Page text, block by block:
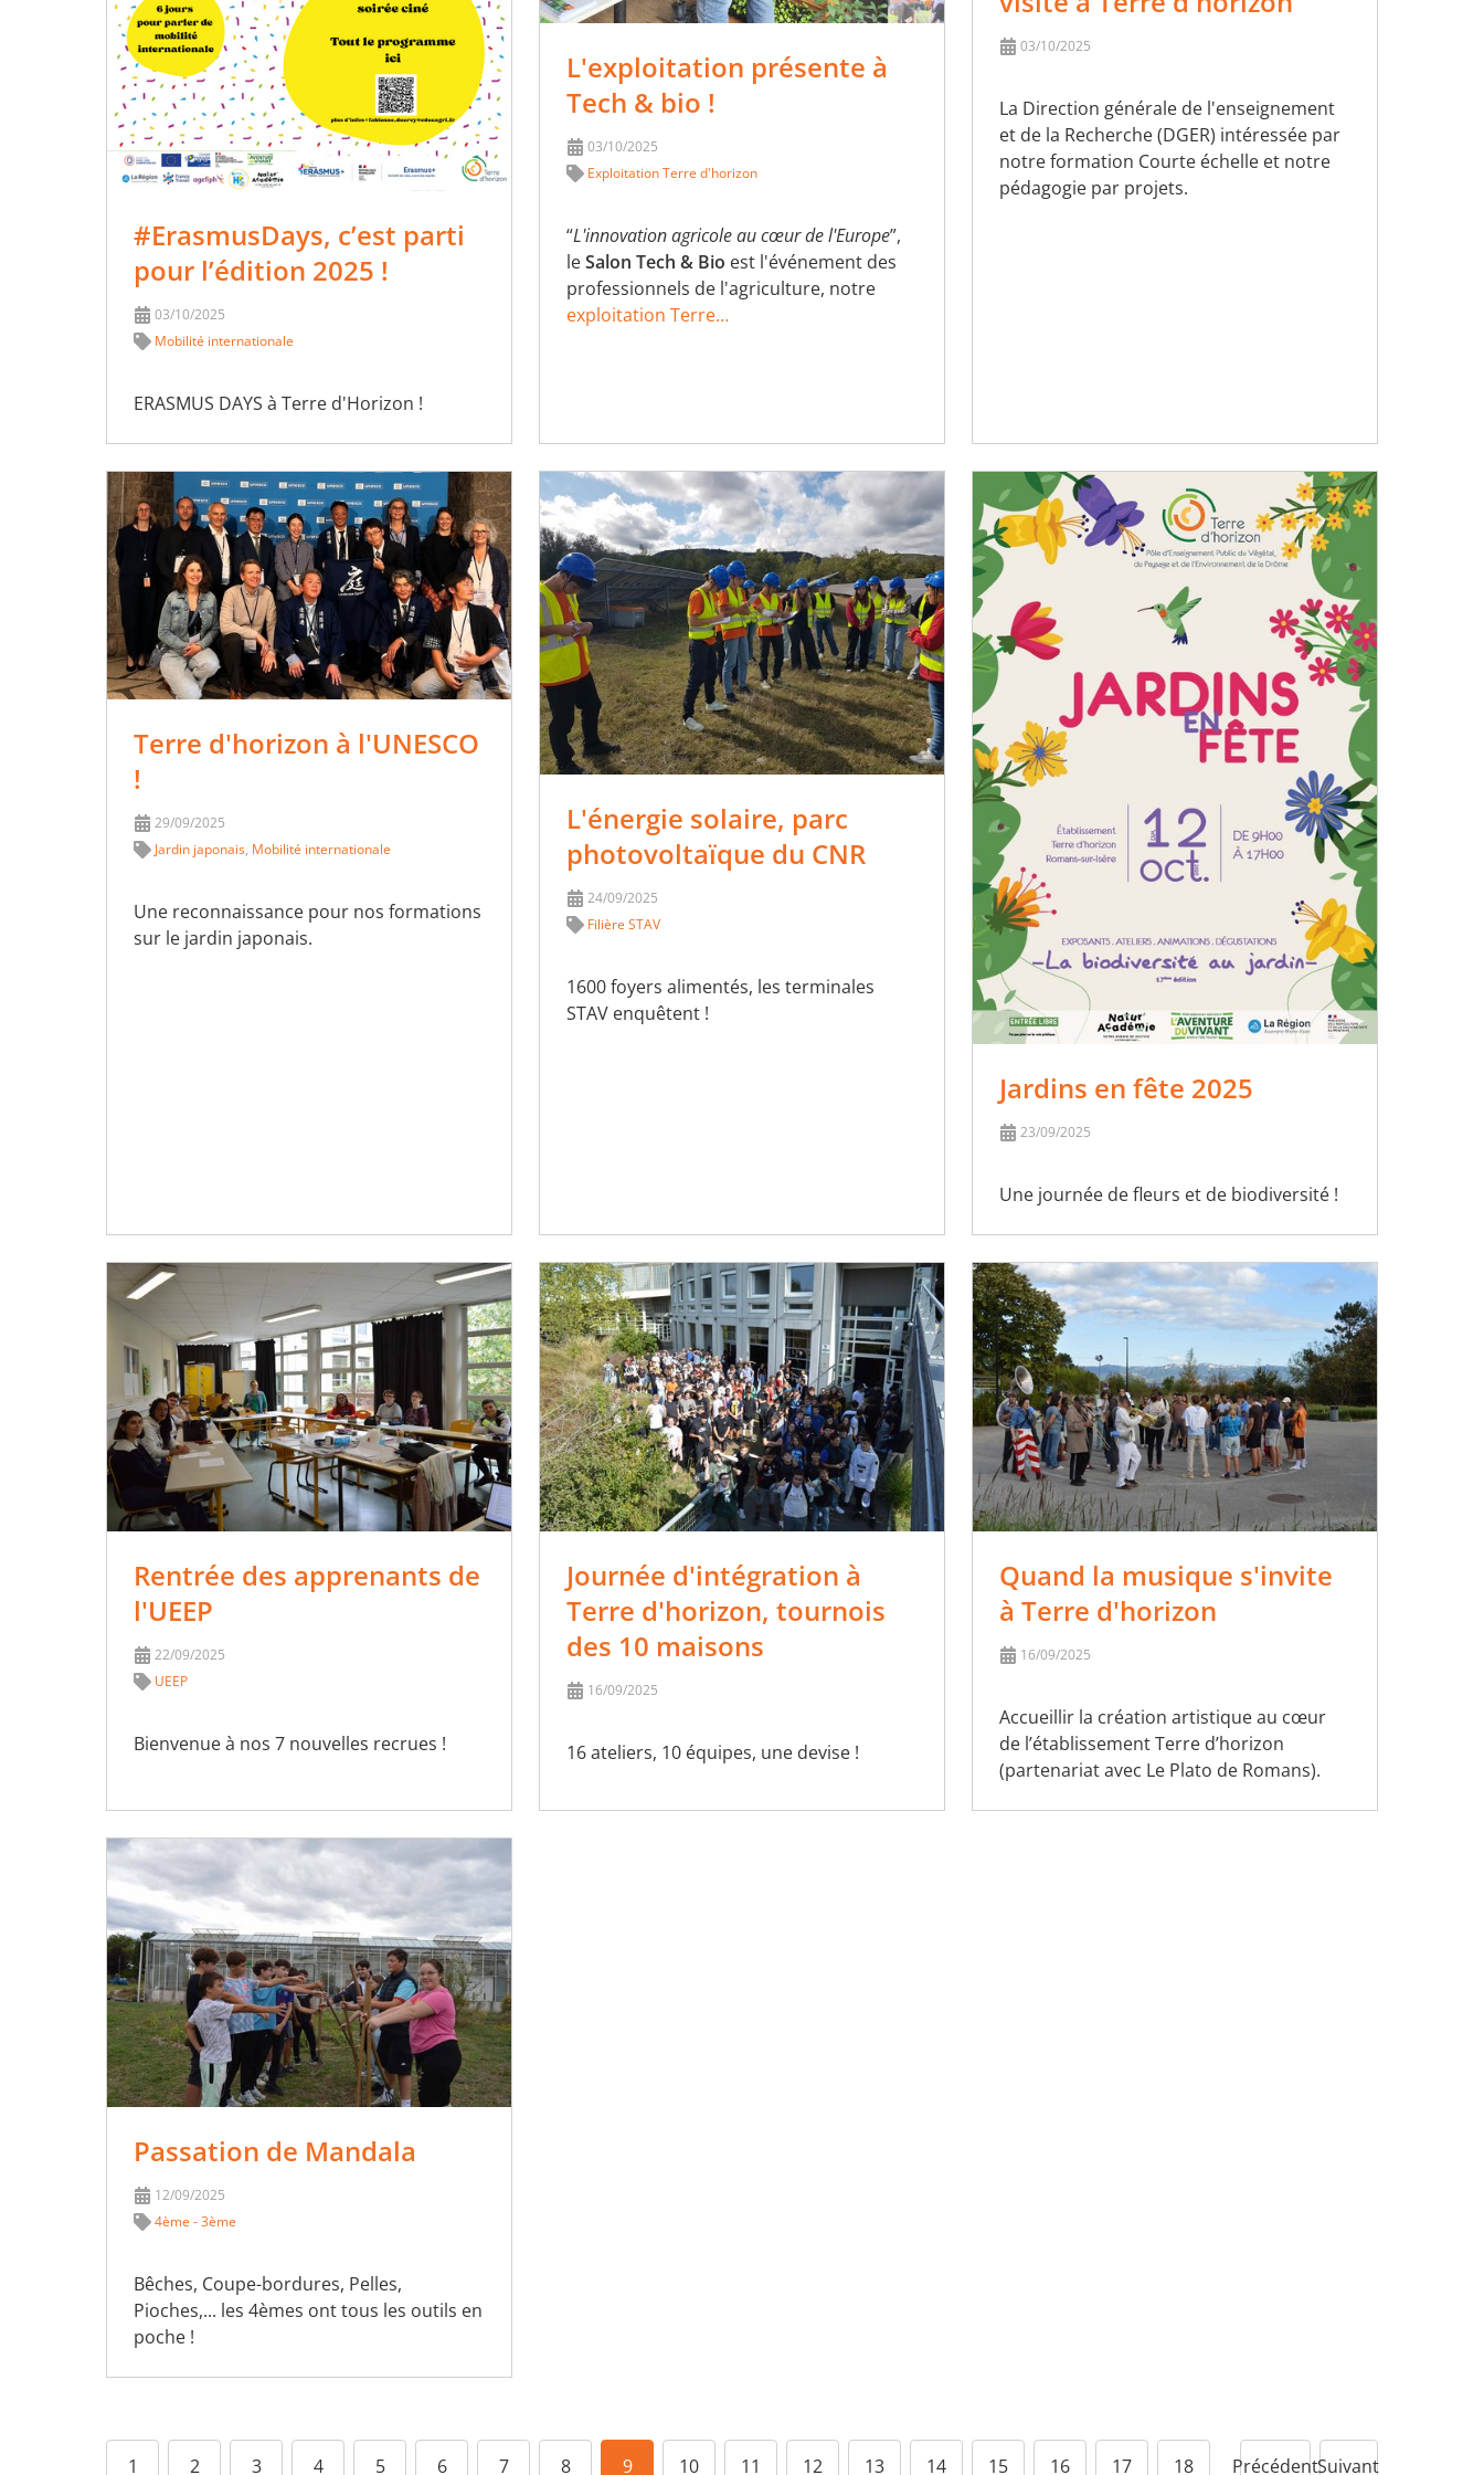
#ErasmusDays, c’est parti
pour l’édition 2025 !
03/10/2025
Mobilité internationale
ERASMUS DAYS à Terre d'Horizon !
L'exploitation présente à
Tech & bio !
03/10/2025
Exploitation Terre d'horizon
“L'innovation agricole au cœur de l'Europe”,
leSalon Tech & Bio est l'événement des
professionnels de l'agriculture, notre
exploitation Terre…
03/10/2025
La Direction générale de l'enseignement
et de la Recherche (DGER) intéressée par
notre formation Courte échelle et notre
pédagogie par projets.
Terre d'horizon à l'UNESCO
!
29/09/2025
Jardin japonais, Mobilité internationale
Une reconnaissance pour nos formations
sur le jardin japonais.
L'énergie solaire, parc
photovoltaïque du CNR
24/09/2025
Filière STAV
1600 foyers alimentés, les terminales
STAV enquêtent !
Jardins en fête 2025
23/09/2025
Une journée de fleurs et de biodiversité !
Rentrée des apprenants de
l'UEEP
22/09/2025
UEEP
Bienvenue à nos 7 nouvelles recrues !
Journée d'intégration à
Terre d'horizon, tournois
des 10 maisons
16/09/2025
16 ateliers, 10 équipes, une devise !
Quand la musique s'invite
à Terre d'horizon
16/09/2025
Accueillir la création artistique au cœur
de l’établissement Terre d’horizon
(partenariat avec Le Plato de Romans).
Passation de Mandala
12/09/2025
4ème - 3ème
Bêches, Coupe-bordures, Pelles,
Pioches,... les 4èmes ont tous les outils en
poche !
PrécédentSuivant
1 2 3 4 5 6 7 8 9 10 11 12 13 14 15 16 17 18